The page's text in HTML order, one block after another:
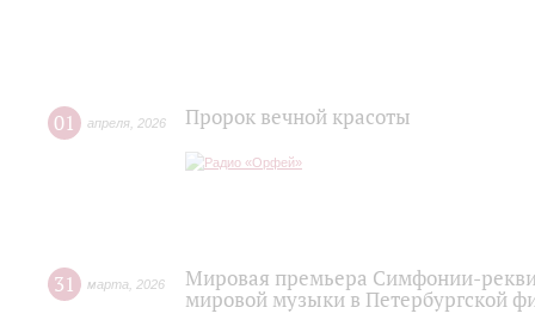
01 апреля 2026 Пророк вечной красоты
31 марта 2026
Мировая премьера Симфонии-
мировой музыки в Петербургской